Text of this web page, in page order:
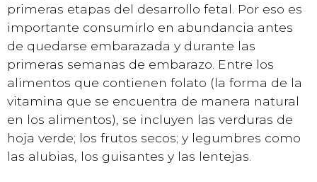
primeras etapas del desarrollo fetal. Por eso es
importante consumirlo en abundancia antes
de quedarse embarazada y durante las
primeras semanas de embarazo. Entre los
alimentos que contienen folato (la forma de la
vitamina que se encuentra de manera natural
en los alimentos), se incluyen las verduras de
hoja verde; los frutos secos; y legumbres como
las alubias, los guisantes y las lentejas.